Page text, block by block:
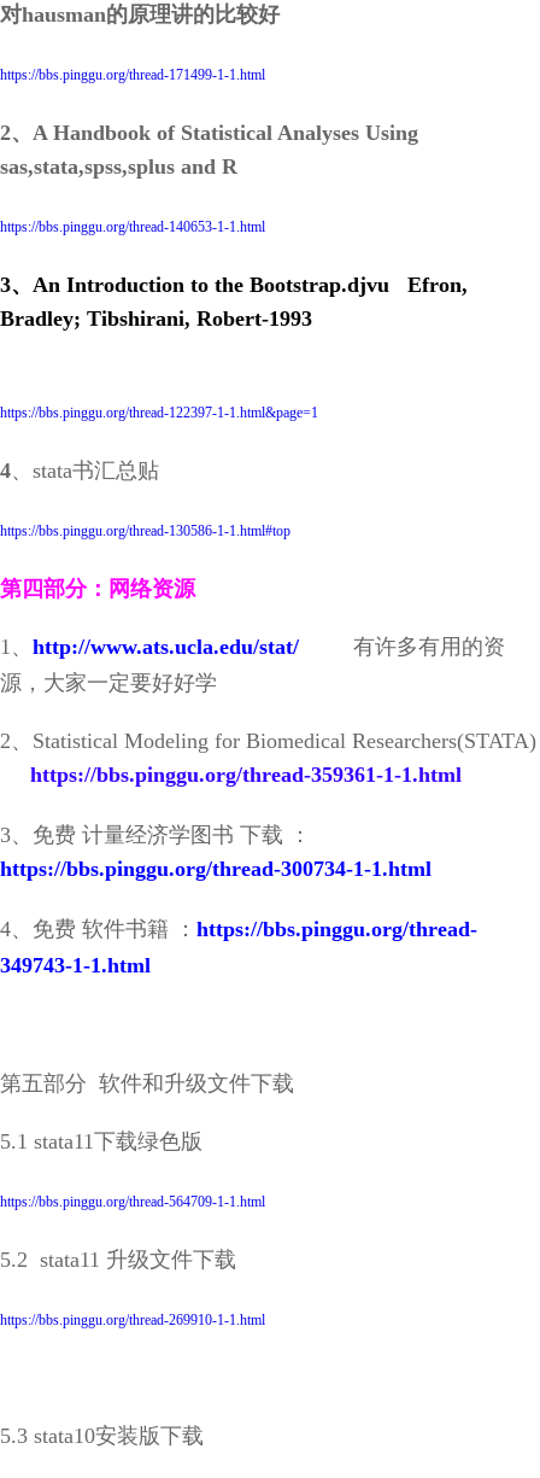
对hausman的原理讲的比较好
https://bbs.pinggu.org/thread-171499-1-1.html
2、A Handbook of Statistical Analyses Using
sas,stata,spss,splus and R
https://bbs.pinggu.org/thread-140653-1-1.html
3、 An Introduction to the Bootstrap.djvu Efron,
Bradley; Tibshirani, Robert-1993
https://bbs.pinggu.org/thread-122397-1-1.html&page=1
4、stata书汇总贴
https://bbs.pinggu.org/thread-130586-1-1.html#top
第四部分：网络资源
1、 http://www.ats.ucla.edu/stat/ 有许多有用的资
源，大家一定要好好学
2、Statistical Modeling for Biomedical Researchers(STATA)
https://bbs.pinggu.org/thread-359361-1-1.html
3、免费 计量经济学图书 下载 ：
https://bbs.pinggu.org/thread-300734-1-1.html
4、免费 软件书籍 ： https://bbs.pinggu.org/thread-
349743-1-1.html
第五部分 软件和升级文件下载
5.1 stata11下载绿色版
https://bbs.pinggu.org/thread-564709-1-1.html
5.2 stata11 升级文件下载
https://bbs.pinggu.org/thread-269910-1-1.html
5.3 stata10安装版下载